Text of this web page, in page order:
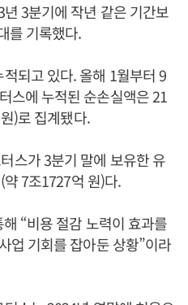
3분기에 작년 같은 기간보
를 기록했다.
되고 있다. 올해 1월부터 9
스에 누적된 순손실액은 21
)로 집계됐다.
스가 3분기 말에 보유한 유
7조1727억 원)다.
“비용 절감 노력이 효과를
업 기회를 잡아둔 상황”이라